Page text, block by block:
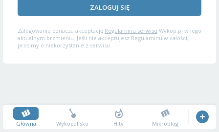
ZALOGUJ SIĘ
Zalogowanie oznacza akceptację Regulaminu serwisu Wykop.pl w jego
aktualnym brzmieniu. Jeśli nie akceptujesz Regulaminu w całości,
prosimy o niekorzystanie z serwisu.
Główna Wykopalisko Hity Mikroblog